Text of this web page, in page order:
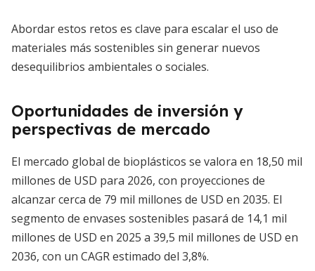
Abordar estos retos es clave para escalar el uso de
materiales más sostenibles sin generar nuevos
desequilibrios ambientales o sociales.
Oportunidades de inversión y
perspectivas de mercado
El mercado global de bioplásticos se valora en 18,50 mil
millones de USD para 2026, con proyecciones de
alcanzar cerca de 79 mil millones de USD en 2035. El
segmento de envases sostenibles pasará de 14,1 mil
millones de USD en 2025 a 39,5 mil millones de USD en
2036, con un CAGR estimado del 3,8%.